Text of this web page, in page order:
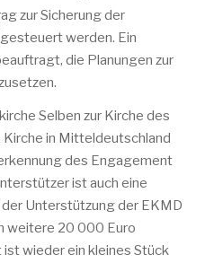
zur Sicherung der
werden. Ein
die Planungen zur
Selben zur Kirche des
in Mitteldeutschland
des Engagement
ist auch eine
Unterstützung der EKMD
weitere 20 000 Euro
wieder ein kleines Stück